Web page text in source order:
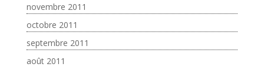
novembre 2011
octobre 2011
septembre 2011
août 2011